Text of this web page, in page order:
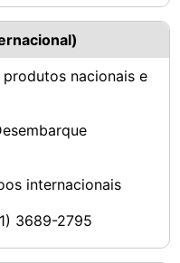
nacionais e
internacionais
3689-2795